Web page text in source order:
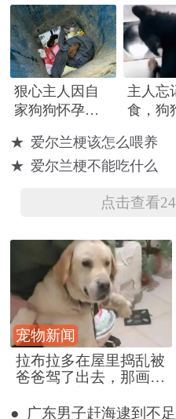
狠心主人因自
家狗狗怀孕生
生的6只小奶狗
扔进垃圾箱
主人忘
食，狗
狗：超
要这饭
★ 爱尔兰梗该怎么喂养
★ 爱尔兰梗不能吃什么
点击查看
宠物新闻
拉布拉多在屋里捣乱被
爸爸驾了出去，那画面